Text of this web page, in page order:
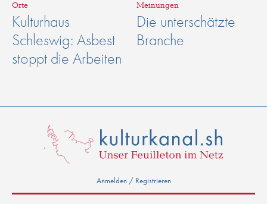
Orte
Kulturhaus
Schleswig: Asbest
stoppt die Arbeiten
Meinungen
Die unterschätzte
Branche
Anmelden / Registrieren